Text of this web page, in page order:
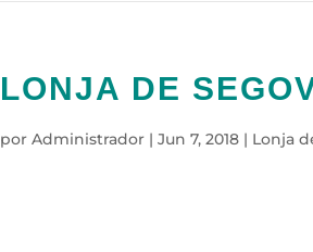
LONJA DE
por Administrador | Jun 7, 2018 | Lonja